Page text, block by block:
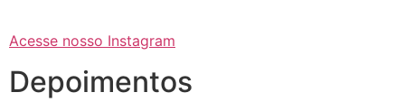
Acesse nosso Instagram
Depoimentos